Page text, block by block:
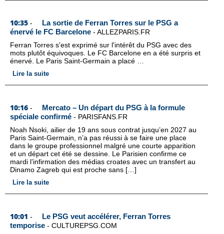
10:35 -
La sortie de Ferran Torres sur le PSG a
énervé le FC Barcelone - ALLEZPARIS.FR
Ferran Torres s'est exprimé sur l'intérêt du PSG avec des
mots plutôt équivoques. Le FC Barcelone en a été surpris et
énervé. Le Paris Saint-Germain a placé …
Lire la suite
10:16 -
Mercato – Un départ du PSG à la formule
spéciale confirmé - PARISFANS.FR
Noah Nsoki, ailier de 19 ans sous contrat jusqu’en 2027 au
Paris Saint-Germain, n’a pas réussi à se faire une place
dans le groupe professionnel malgré une courte apparition
et un départ cet été se dessine. Le Parisien confirme ce
mardi l’infirmation des médias croates avec un transfert au
Dinamo Zagreb qui est proche sans […]
Lire la suite
10:01 -
Le PSG veut accélérer, Ferran Torres
temporise - CULTUREPSG.COM